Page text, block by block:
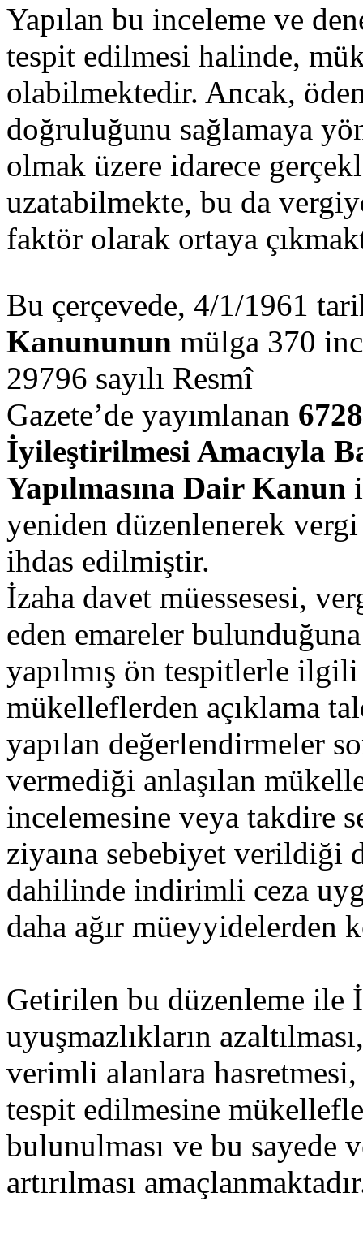
Yapılan bu inceleme ve
tespit edilmesi halinde,
olabilmektedir. Ancak,
doğruluğunu sağlamaya
olmak üzere idarece
uzatabilmekte, bu da
faktör olarak ortaya
Bu çerçevede, 4/1/1961
Kanununun mülga 370
29796 sayılı Resmî
Gazete’de yayımlanan
İyileştirilmesi Amacıyla
Yapılmasına Dair Kanun
yeniden düzenlenerek
ihdas edilmiştir.
İzaha davet müessesesi,
eden emareler
yapılmış ön tespitlerle
mükelleflerden açıklama
yapılan değerlendirmeler
vermediği anlaşılan
incelemesine veya takdire
ziyaına sebebiyet verildiği
dahilinde indirimli ceza
daha ağır müeyyidelerden
Getirilen bu düzenleme ile
uyuşmazlıkların
verimli alanlara
tespit edilmesine
bulunulması ve bu sayede
artırılması